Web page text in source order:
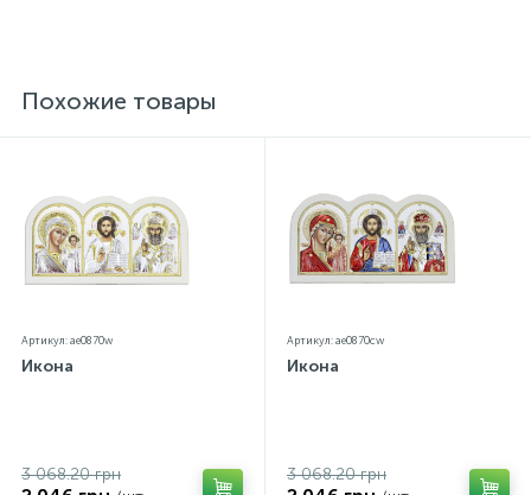
Похожие товары
Артикул: ae0870w
Икона
3 068.20 грн
Артикул: ae0870cw
Икона
3 068.20 грн